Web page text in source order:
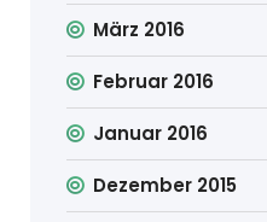
März 2016
Februar 2016
Januar 2016
Dezember 2015